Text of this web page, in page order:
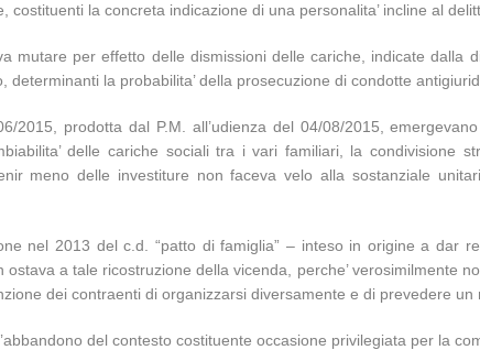
la concreta indicazione di una personalita’ incline al
mutare per effetto delle dismissioni delle cariche, indicate dalla
la probabilita’ della prosecuzione di condotte
2015, prodotta dal P.M. all’udienza del 04/08/2015,
delle cariche sociali tra i vari familiari, la
meno delle investiture non faceva velo alla sostanziale
nel 2013 del c.d. “patto di famiglia” – inteso in origine a dar
ostava a tale ricostruzione della vicenda, perche’ verosimilmente
dei contraenti di organizzarsi diversamente e di prevedere un
del contesto costituente occasione privilegiata per la